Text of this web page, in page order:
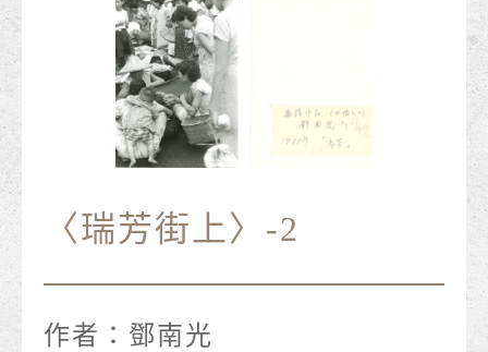
〈瑞芳街上〉-2
作者： 鄧南光